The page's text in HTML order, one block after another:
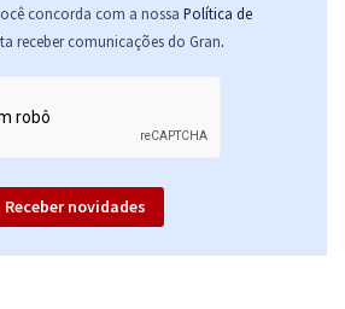
concorda com a nossa Política de
receber comunicações do Gran.
Receber novidades